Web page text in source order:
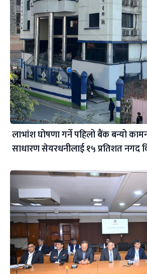
लाभांश घोषणा गर्ने पहिलो बैंक बन्यो
साधारण सेयरधनीलाई १५ प्रतिशत नगद